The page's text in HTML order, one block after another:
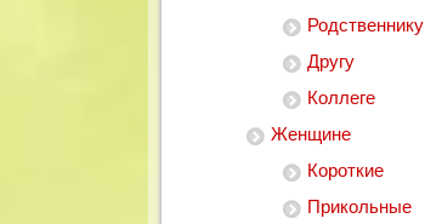
Родственнику
Другу
Коллеге
Женщине
Короткие
Прикольные